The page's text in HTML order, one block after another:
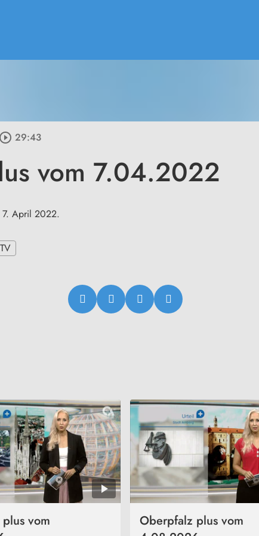
play_circle_outline 29:43
vom 7.04.2022
7. April 2022.
vom
Oberpfalz plus vom